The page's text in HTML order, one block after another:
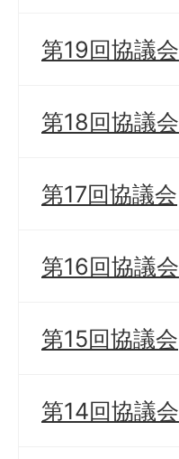
第19回協議会
第18回協議会
第17回協議会
第16回協議会
第15回協議会
第14回協議会